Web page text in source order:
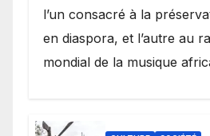
l’un consacré à la
en diaspora, et l’autre au
mondial de la musique